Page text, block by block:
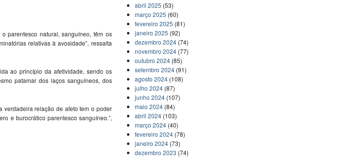
parentesco natural, sanguíneo, têm os
relativas à avosidade”, ressalta
ao princípio da afetividade, sendo os
patamar dos laços sanguíneos, dos
verdadeira relação de afeto tem o poder
e burocrático parentesco sanguíneo.”,
abril 2025 (53)
março 2025 (60)
fevereiro 2025 (81)
janeiro 2025 (92)
dezembro 2024 (74)
novembro 2024 (77)
outubro 2024 (85)
setembro 2024 (91)
agosto 2024 (108)
julho 2024 (87)
junho 2024 (107)
maio 2024 (84)
abril 2024 (103)
março 2024 (40)
fevereiro 2024 (78)
janeiro 2024 (73)
dezembro 2023 (74)